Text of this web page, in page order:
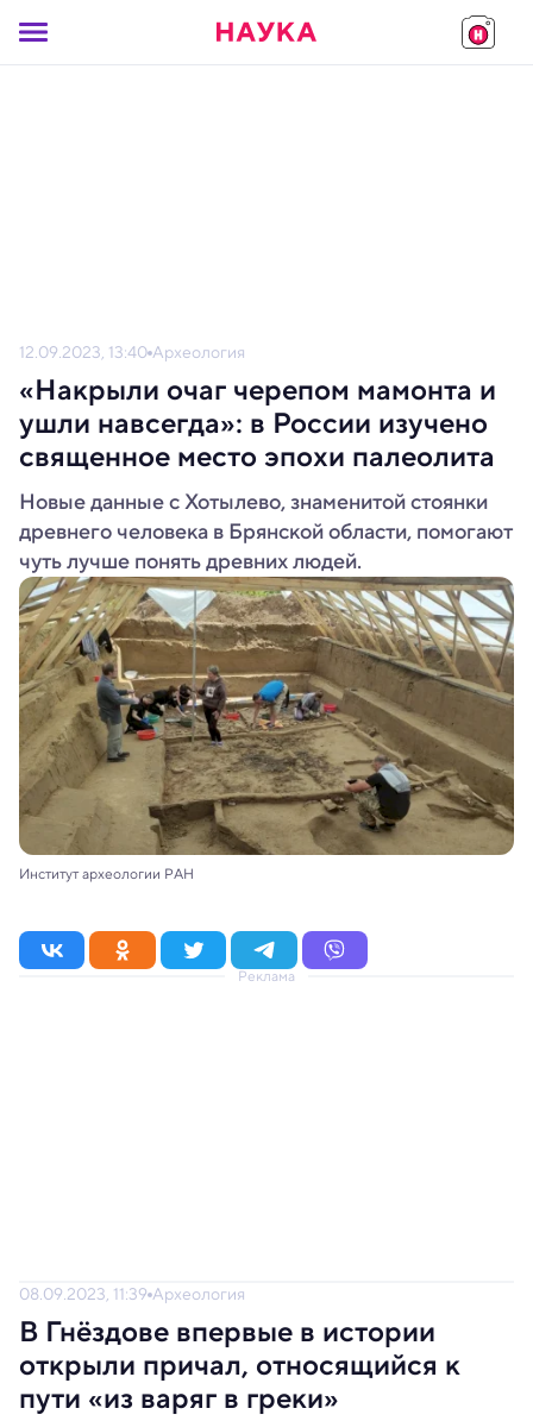
12.09.2023, 13:40 Археология
«Накрыли очаг черепом мамонта и
ушли навсегда»: в России изучено
священное место эпохи палеолита
Новые данные с Хотылево, знаменитой стоянки
древнего человека в Брянской области, помогают
чуть лучше понять древних людей.
Институт археологии РАН
Реклама
08.09.2023, 11:39 Археология
В Гнёздове впервые в истории
открыли причал, относящийся к
пути «из варяг в греки»